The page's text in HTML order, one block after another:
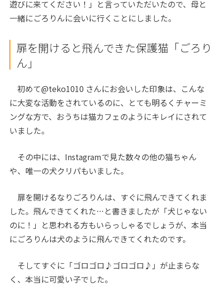
遊びに来てください！」と言っていただいたので、母と
一緒にごろりんに会いに行くことにしました。
扉を開けると飛んできた保護猫「ごろり
ん」
初めて@teko1010 さんにお会いした印象は、こんな
に大変な活動をされているのに、とても明るくチャーミ
ングな方で、おうちは猫カフェのようにキレイにされて
いました。
その中には、Instagramで見た数々の他の猫ちゃん
や、唯一の犬クリパもいました。
扉を開けるなりごろりんは、すぐに飛んできてくれま
した。飛んできてくれた…と書きましたが「犬じゃない
のに！」と思われる方もいらっしゃるでしょうが、本当
にごろりんは犬のように飛んできてくれたのです。
そしてすぐに「ゴロゴロ♪ゴロゴロ♪」が止まらな
く、本当に可愛い子でした。